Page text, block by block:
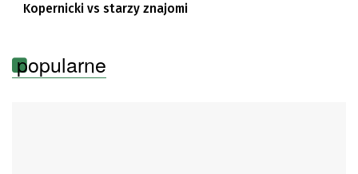
Kopernicki vs starzy znajomi
popularne